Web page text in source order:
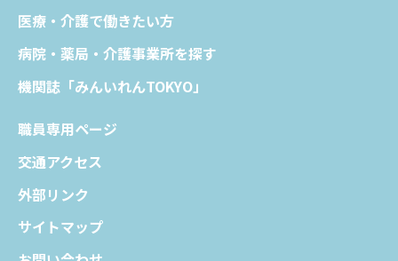
医療・介護で働きたい方
病院・薬局・介護事業所を探す
機関誌「みんいれんTOKYO」
職員専用ページ
交通アクセス
外部リンク
サイトマップ